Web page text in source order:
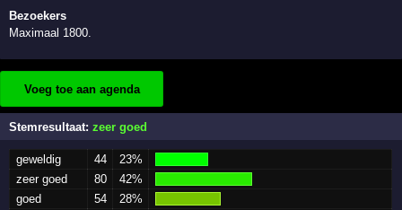
Bezoekers
Maximaal 1800.
Voeg toe aan agenda
Stemresultaat:zeer goed
geweldig 44
23%
zeer goed
80
42%
goed
54
28%